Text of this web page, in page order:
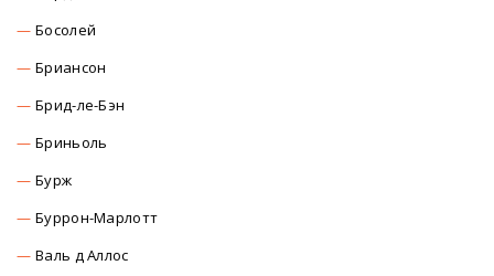
Босолей
Бриансон
Брид-ле-Бэн
Бриньоль
Бурж
Буррон-Марлотт
Валь д Аллос